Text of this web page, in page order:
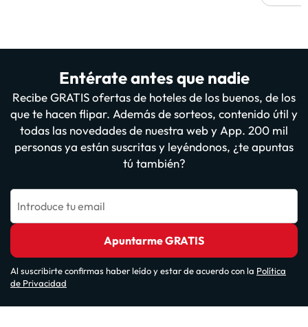
Entérate antes que nadie
Recibe GRATIS ofertas de hoteles de los buenos, de los
que te hacen flipar. Además de sorteos, contenido útil y
todas las novedades de nuestra web y App. 200 mil
personas ya están suscritas y leyéndonos, ¿te apuntas
tú también?
Introduce tu email
Apuntarme GRATIS
Al suscribirte confirmas haber leído y estar de acuerdo con la Política
de Privacidad